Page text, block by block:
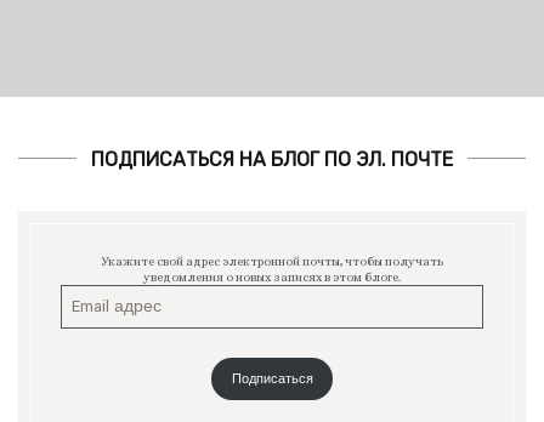
ПОДПИСАТЬСЯ НА БЛОГ ПО ЭЛ. ПОЧТЕ
Укажите свой адрес электронной почты, чтобы получать
уведомления о новых записях в этом блоге.
Подписаться